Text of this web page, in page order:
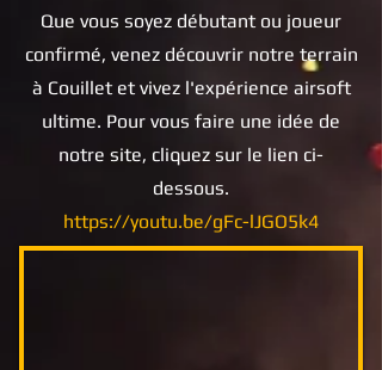
Que vous soyez débutant ou joueur
confirmé, venez découvrir notre terrain
à Couillet et vivez l'expérience airsoft
ultime. Pour vous faire une idée de
notre site, cliquez sur le lien ci-
dessous.
https://youtu.be/gFc-lJGO5k4